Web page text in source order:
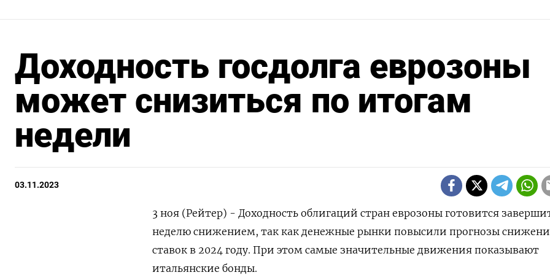
Доходность госдолга еврозоны
может снизиться по итогам
недели
03.11.2023
3 ноя (Рейтер) - Доходность облигаций стран еврозоны готовится
неделю снижением, так как денежные рынки повысили прогнозы
ставок в 2024 году. При этом самые значительные движения показывают
итальянские бонды.